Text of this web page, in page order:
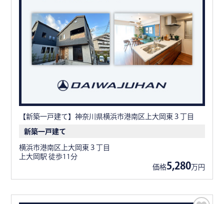
【新築一戸建て】神奈川県横浜市港南区上大岡東３丁目
新築一戸建て
横浜市港南区上大岡東３丁目
上大岡駅 徒歩11分
価格5,280万円